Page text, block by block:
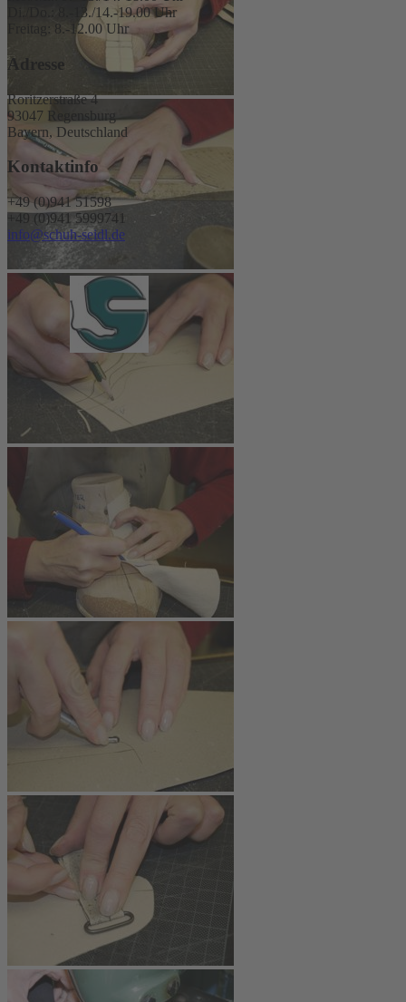
Di./Do.: 8.-13./14.-19.00 Uhr
Freitag: 8.-12.00 Uhr
Adresse
Roritzerstraße 4
93047 Regensburg
Bayern, Deutschland
Kontaktinfo
+49 (0)941 51598
+49 (0)941 5999741
info@schuh-seidl.de